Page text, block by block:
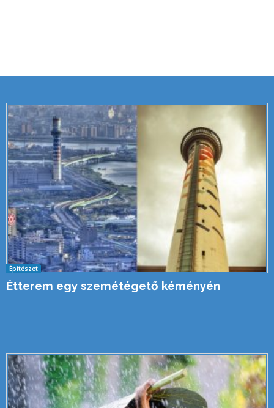
Építészet
Étterem egy szemétégető kéményén